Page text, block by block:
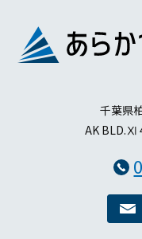
千葉県
AK BLD.Ⅺ